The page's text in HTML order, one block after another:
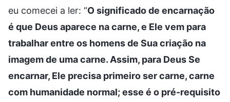
eu comecei a ler: “O significado de encarnação
é que Deus aparece na carne, e Ele vem para
trabalhar entre os homens de Sua criação na
imagem de uma carne. Assim, para Deus Se
encarnar, Ele precisa primeiro ser carne, carne
com humanidade normal; esse é o pré-requisito